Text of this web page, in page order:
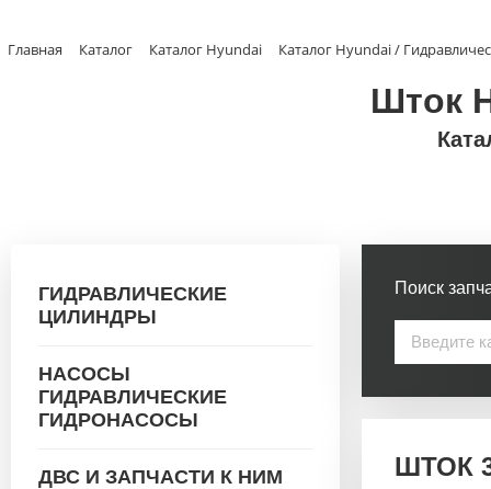
Главная Каталог Каталог Hyundai Каталог Hyundai /
Шток
ГИДРАВЛИЧЕСКИЕ
ЦИЛИНДРЫ
НАСОСЫ
ГИДРАВЛИЧЕСКИЕ
ГИДРОНАСОСЫ
ДВС И ЗАПЧАСТИ К НИМ
Поиск
ШТОК